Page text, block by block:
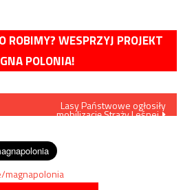
ROBIMY? WESPRZYJ PROJEKT
POLONIA!
Lasy Państwowe ogłosiły
mobilizację Straży Leśnej
magnapolonia